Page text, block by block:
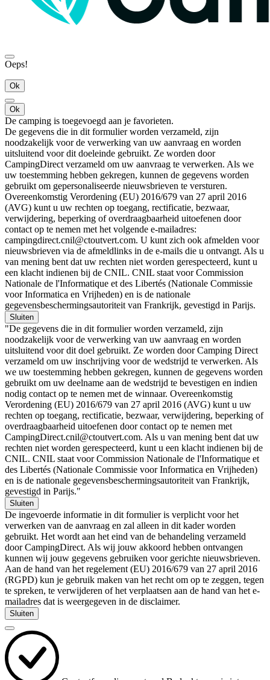
Oeps!
Ok
Ok
De camping is toegevoegd aan je favorieten.
De gegevens die in dit formulier worden verzameld, zijn
noodzakelijk voor de verwerking van uw aanvraag en worden
uitsluitend voor dit doeleinde gebruikt. Ze worden door
CampingDirect verzameld om uw aanvraag te verwerken. Als we
uw toestemming hebben gekregen, kunnen de gegevens worden
gebruikt om gepersonaliseerde nieuwsbrieven te versturen.
Overeenkomstig Verordening (EU) 2016/679 van 27 april 2016
(AVG) kunt u uw rechten op toegang, rectificatie, bezwaar,
verwijdering, beperking of overdraagbaarheid uitoefenen door
contact op te nemen met het volgende e-mailadres:
campingdirect.cnil@ctoutvert.com. U kunt zich ook afmelden voor
nieuwsbrieven via de afmeldlinks in de e-mails die u ontvangt. Als u
van mening bent dat uw rechten niet worden gerespecteerd, kunt u
een klacht indienen bij de CNIL. CNIL staat voor Commission
Nationale de l'Informatique et des Libertés (Nationale Commissie
voor Informatica en Vrijheden) en is de nationale
gegevensbeschermingsautoriteit van Frankrijk, gevestigd in Parijs.
Sluiten
"De gegevens die in dit formulier worden verzameld, zijn
noodzakelijk voor de verwerking van uw aanvraag en worden
uitsluitend voor dit doel gebruikt. Ze worden door Camping Direct
verzameld om uw inschrijving voor de wedstrijd te verwerken. Als
we uw toestemming hebben gekregen, kunnen de gegevens worden
gebruikt om uw deelname aan de wedstrijd te bevestigen en indien
nodig contact op te nemen met de winnaar. Overeenkomstig
Verordening (EU) 2016/679 van 27 april 2016 (AVG) kunt u uw
rechten op toegang, rectificatie, bezwaar, verwijdering, beperking of
overdraagbaarheid uitoefenen door contact op te nemen met
CampingDirect.cnil@ctoutvert.com. Als u van mening bent dat uw
rechten niet worden gerespecteerd, kunt u een klacht indienen bij de
CNIL. CNIL staat voor Commission Nationale de l'Informatique et
des Libertés (Nationale Commissie voor Informatica en Vrijheden)
en is de nationale gegevensbeschermingsautoriteit van Frankrijk,
gevestigd in Parijs."
Sluiten
De ingevoerde informatie in dit formulier is verplicht voor het
verwerken van de aanvraag en zal alleen in dit kader worden
gebruikt. Het wordt aan het eind van de behandeling verzameld
door CampingDirect. Als wij jouw akkoord hebben ontvangen
kunnen wij jouw gegevens gebruiken voor gerichte nieuwsbrieven.
Aan de hand van het regelement (EU) 2016/679 van 27 april 2016
(RGPD) kun je gebruik maken van het recht om op te zeggen, tegen
te spreken, te verwijderen of het verplaatsen aan de hand van het e-
mailadres dat is weergegeven in de disclaimer.
Sluiten